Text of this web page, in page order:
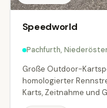
Speedworld
Pachfurth,
Große Outdoor-
homologierter
Karts, Zeitnahme und